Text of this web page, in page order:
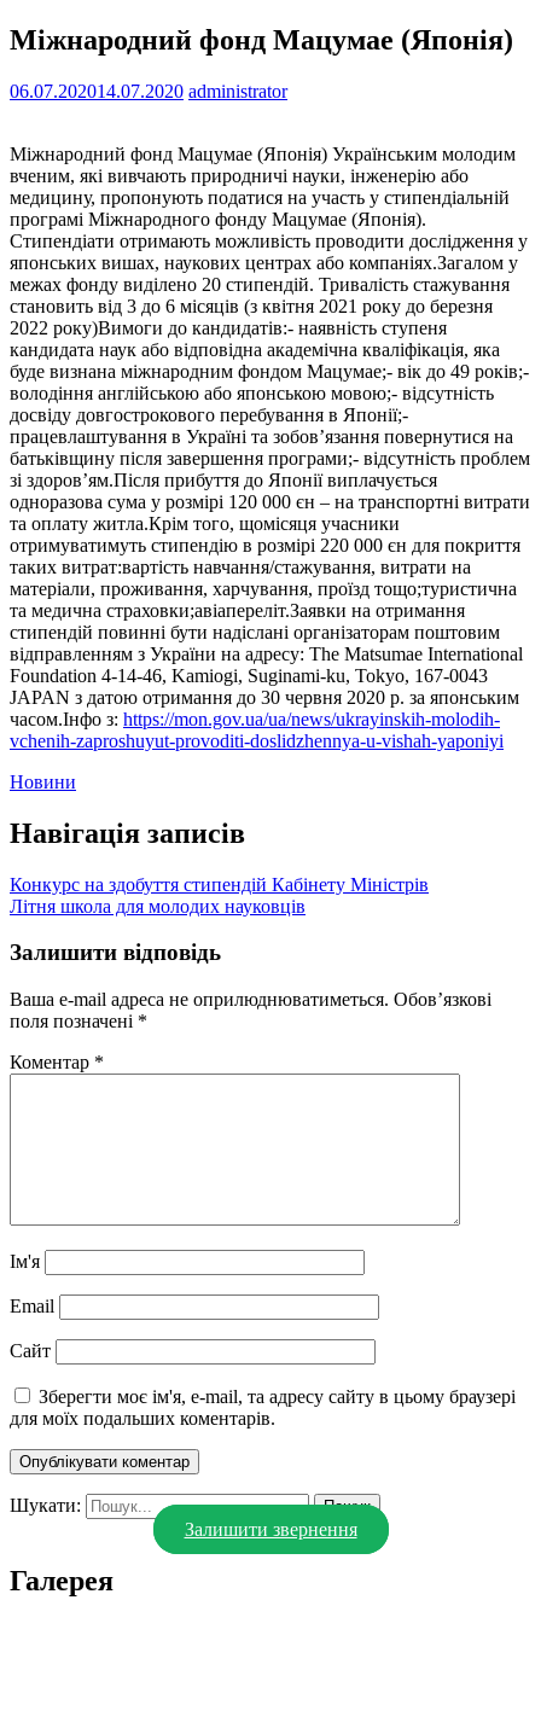
Міжнародний фонд Мацумае (Японія)
06.07.202014.07.2020 administrator
Міжнародний фонд Мацумае (Японія) Українським молодим
вченим, які вивчають природничі науки, інженерію або
медицину, пропонують податися на участь у стипендіальній
програмі Міжнародного фонду Мацумае (Японія).
Стипендіати отримають можливість проводити дослідження у
японських вишах, наукових центрах або компаніях.Загалом у
межах фонду виділено 20 стипендій. Тривалість стажування
становить від 3 до 6 місяців (з квітня 2021 року до березня
2022 року)Вимоги до кандидатів:- наявність ступеня
кандидата наук або відповідна академічна кваліфікація, яка
буде визнана міжнародним фондом Мацумае;- вік до 49 років;-
володіння англійською або японською мовою;- відсутність
досвіду довгострокового перебування в Японії;-
працевлаштування в Україні та зобов’язання повернутися на
батьківщину після завершення програми;- відсутність проблем
зі здоров’ям.Після прибуття до Японії виплачується
одноразова сума у розмірі 120 000 єн – на транспортні витрати
та оплату житла.Крім того, щомісяця учасники
отримуватимуть стипендію в розмірі 220 000 єн для покриття
таких витрат:вартість навчання/стажування, витрати на
матеріали, проживання, харчування, проїзд тощо;туристична
та медична страховки;авіапереліт.Заявки на отримання
стипендій повинні бути надіслані організаторам поштовим
відправленням з України на адресу: The Matsumae International
Foundation 4-14-46, Kamiogi, Suginami-ku, Tokyo, 167-0043
JAPAN з датою отримання до 30 червня 2020 р. за японським
часом.Інфо з: https://mon.gov.ua/ua/news/ukrayinskih-molodih-
vchenih-zaproshuyut-provoditi-doslidzhennya-u-vishah-yaponiyi
Новини
Навігація записів
Конкурс на здобуття стипендій Кабінету Міністрів
Літня школа для молодих науковців
Залишити відповідь
Ваша e-mail адреса не оприлюднюватиметься. Обов’язкові
поля позначені *
Коментар *
Ім'я
Email
Сайт
Зберегти моє ім'я, e-mail, та адресу сайту в цьому браузері
для моїх подальших коментарів.
Шукати:
Залишити звернення
Галерея